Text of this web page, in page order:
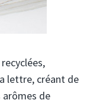
lettre, créant de
arômes de